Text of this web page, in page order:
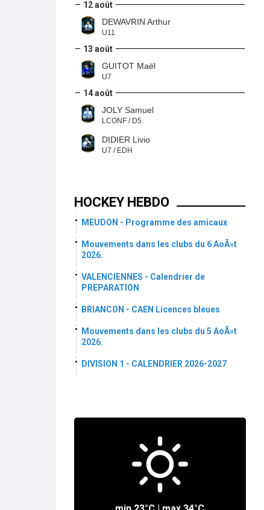
12 août
DEWAVRIN Arthur
U11
13 août
GUITOT Maël
U7
14 août
JOLY Samuel
LCONF / D5
DIDIER Livio
U7 / EDH
HOCKEY HEBDO
MEUDON - Programme des amicaux
Mouvements dans les clubs du 6 AoÃ»t
2026.
VALENCIENNES - Calendrier de
PREPARATION
BRIANCON - CAEN Licences bleues
Mouvements dans les clubs du 5 AoÃ»t
2026.
DIVISION 1 - CALENDRIER 2026-2027